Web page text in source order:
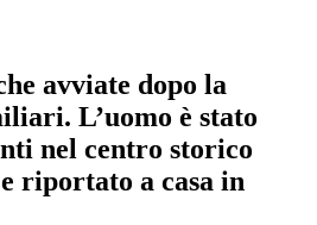
avviate dopo la
L’uomo è stato
nel centro storico
riportato a casa in